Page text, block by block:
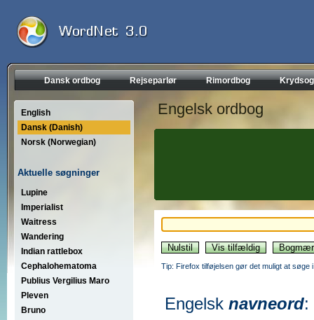
Dansk ordbog Rejseparlør Rimordbog
English
Dansk (Danish)
Norsk (Norwegian)
Aktuelle søgninger
Lupine
Imperialist
Waitress
Wandering
Indian rattlebox
Cephalohematoma
Publius Vergilius Maro
Pleven
Bruno
Engelsk ordbog
Tip: Firefox tilføjelsen gør det muligt at søge
Engelsk navneord: